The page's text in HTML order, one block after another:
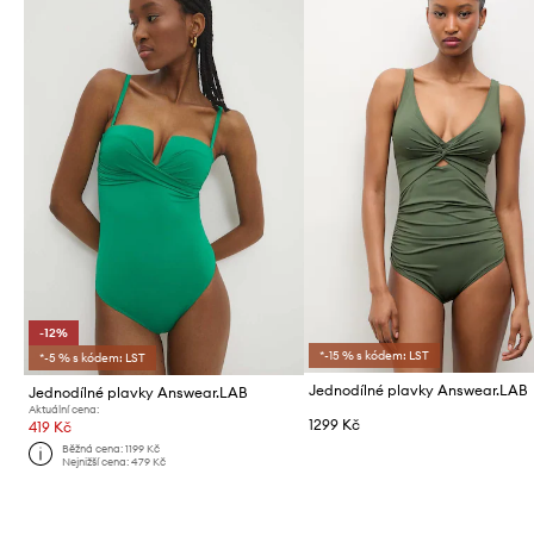
-12%
*-5 % s kódem: LST
Jednodílné plavky Answear.LAB
Aktuální cena:
419 Kč
Běžná cena:1199 Kč
Nejnižší cena:479 Kč
*-15 % s kódem: LST
Jednodílné plavky Answear.LAB
1299 Kč